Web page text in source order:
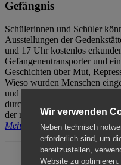
Gefängnis
Schülerinnen und Schüler
Ausstellungen der
und 17 Uhr kostenlos
Gefangenentransporter und
Geschichten über Mut,
Wieso wurden Menschen
und nach der Haft? Der
durch das
der reguläre Eintritt (8€ /
Mehr erfahren
Wir verwenden
Neben technisch
erforderlich sind, um
bereitzustellen,
Website zu